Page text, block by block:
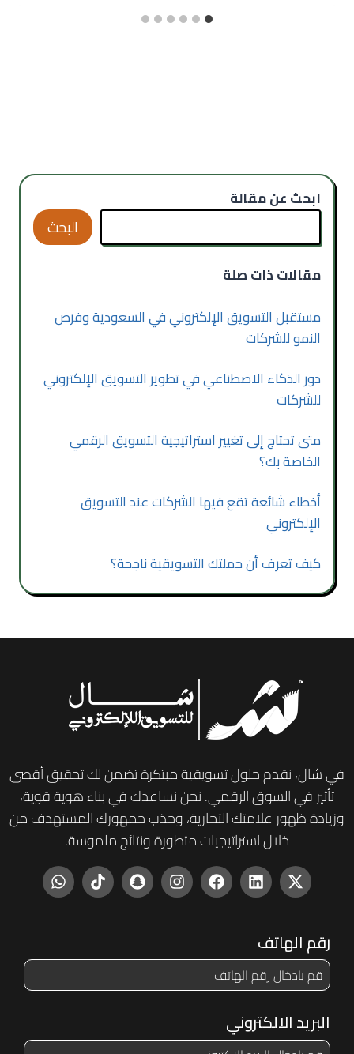
ابحث عن مقالة
البحث
مقالات ذات صلة
مستقبل التسويق الإلكتروني في السعودية وفرص
النمو للشركات
دور الذكاء الاصطناعي في تطوير التسويق الإلكتروني
للشركات
متى تحتاج إلى تغيير استراتيجية التسويق الرقمي
الخاصة بك؟
أخطاء شائعة تقع فيها الشركات عند التسويق
الإلكتروني
كيف تعرف أن حملتك التسويقية ناجحة؟
في شال، نقدم حلول تسويقية مبتكرة تضمن لك تحقيق أقصى
تأثير في السوق الرقمي. نحن نساعدك في بناء هوية قوية،
وزيادة ظهور علامتك التجارية، وجذب جمهورك المستهدف من
خلال استراتيجيات متطورة ونتائج ملموسة.
رقم الهاتف
البريد الالكتروني